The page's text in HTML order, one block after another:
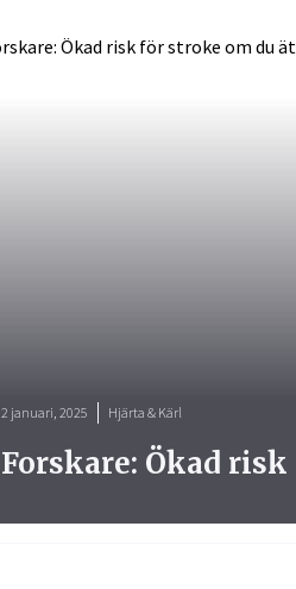
2 januari, 2025 Hjärta & Kärl
Forskare: Ökad